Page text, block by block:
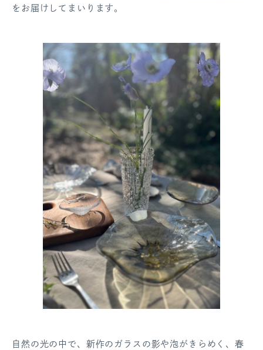
をお届けしてまいります。
自然の光の中で、新作のガラスの影や泡がきらめく、春